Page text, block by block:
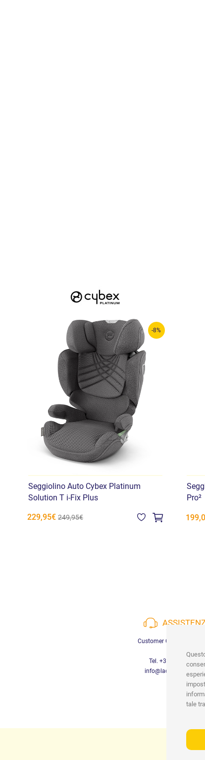
-8%
Seggiolino Auto Cybex Platinum
Solution T i-Fix Plus
229,95€ 249,95€
Pro²
Customer Care a
Tel. +39 3452280233
tale